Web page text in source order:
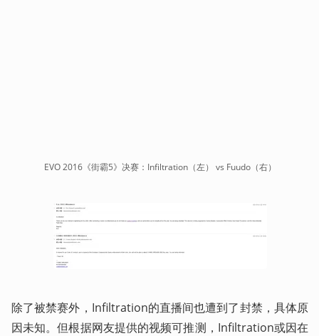
EVO 2016《街霸5》决赛：Infiltration（左） vs Fuudo（右）
除了被禁赛外，Infiltration的直播间也遭到了封禁，具体原
因未知。但根据网友提供的视频可推测，Infiltration或因在